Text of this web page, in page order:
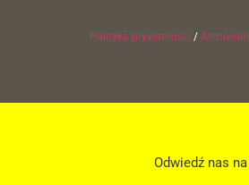
Polityka prywatności /
Odwiedź nas na